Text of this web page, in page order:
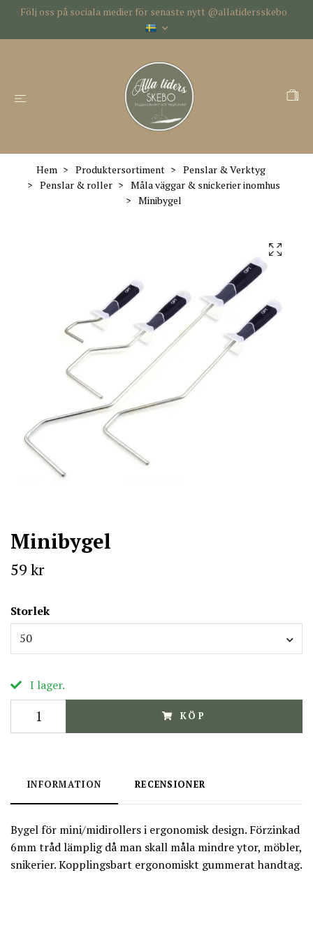
Följ oss på sociala medier för senaste nytt @allatidersskebo
Hem Produktersortiment
Penslar & Verktyg
Penslar & roller
Måla väggar & snickerier inomhus
Minibygel
Minibygel
59 kr
Storlek
50
I lager.
KÖP
INFORMATION RECENSIONER
Bygel för mini/midirollers i ergonomisk design. Förzinkad
6mm tråd lämplig då man skall måla mindre ytor, möbler,
snikerier. Kopplingsbart ergonomiskt gummerat handtag.